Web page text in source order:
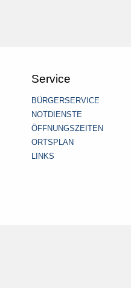
Service
BÜRGERSERVICE
NOTDIENSTE
ÖFFNUNGSZEITEN
ORTSPLAN
LINKS